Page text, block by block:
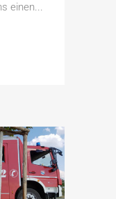
einen...